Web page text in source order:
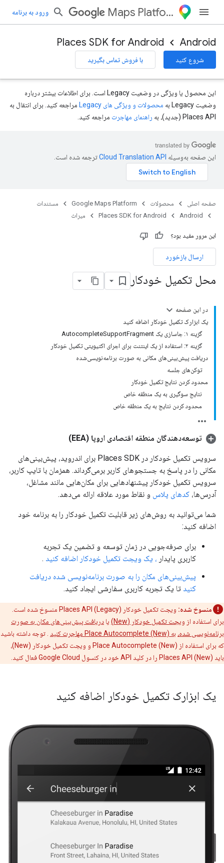
Maps Platform ورود به برنامه
Android
Places SDK for Android
شروع کنید با فروش تماس بگیرید
این محصول یا ویژگی در وضعیت Legacy است. برای اطلاعات بیشتر درباره
وضعیت Legacy به
محصولات و ویژگی های Legacy
مراجعه کنید. برای انتقال به
Places API (جدید)، به
راهنمای مهاجرت مراجعه کنید.
این صفحه به‌وسیله ترجمه شده است.
صفحه اصلی محصولات Google Maps Platform
مستندات
Android
Places SDK for Android میراث
این مرور مفید بود؟
ارسال بازخورد
محل تکمیل خودکار
در این صفحه
یک ابزارک تکمیل خودکار اضافه کنید
گزینه ۱: جاسازی یک AutocompleteSupportFragment
گزینه ۲: استفاده از یک اینتنت برای اجرای اکتیویتی تکمیل خودکار
دریافت پیش‌بینی‌های مکانی به صورت برنامه‌نویسی‌شده
توکن‌های جلسه
محدود کردن نتایج تکمیل خودکار
نتایج سوگیری به یک منطقه خاص
محدود کردن نتایج به یک منطقه خاص
توسعه‌دهندگان منطقه اقتصادی اروپا (EEA)
سرویس تکمیل خودکار در Places SDK برای اندروید، پیش‌بینی‌های
مکانی را در پاسخ به جستجوهای کاربر برمی‌گرداند. همزمان با تایپ کاربر،
سرویس تکمیل خودکار پیشنهادهایی برای مکان‌هایی مانند مشاغل،
آدرس‌ها، کدهای پلاس و نقاط مورد علاقه ارائه می‌دهد.
شما می‌توانید به روش‌های زیر قابلیت تکمیل خودکار را به برنامه خود
اضافه کنید:
برای صرفه‌جویی در زمان توسعه و تضمین یک تجربه
کاربری پایدار ، یک ویجت تکمیل خودکار اضافه کنید .
پیش‌بینی‌های مکان را به صورت برنامه‌نویسی شده دریافت
کنید تا یک تجربه کاربری سفارشی ایجاد کنید.
منسوخ شده:
ویجت تکمیل خودکار Places API (Legacy) منسوخ شده است.
برای استفاده از ویجت تکمیل خودکار (New) یا دریافت پیش‌بینی‌های مکان به صورت
برنامه‌نویسی شده، به Place Autocomplete (New) مهاجرت کنید
. توجه داشته باشید
که برای استفاده از Place Autocomplete (New) و ویجت تکمیل خودکار (New)،
باید Places API (New) را در کلید API خود در کنسول Google Cloud فعال کنید.
یک ابزارک تکمیل خودکار اضافه کنید